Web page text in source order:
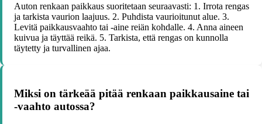
Auton renkaan paikkaus suoritetaan seuraavasti: 1. Irrota rengas
ja tarkista vaurion laajuus. 2. Puhdista vaurioitunut alue. 3.
Levitä paikkausvaahto tai -aine reiän kohdalle. 4. Anna aineen
kuivua ja täyttää reikä. 5. Tarkista, että rengas on kunnolla
täytetty ja turvallinen ajaa.
Miksi on tärkeää pitää renkaan paikkausaine tai
-vaahto autossa?